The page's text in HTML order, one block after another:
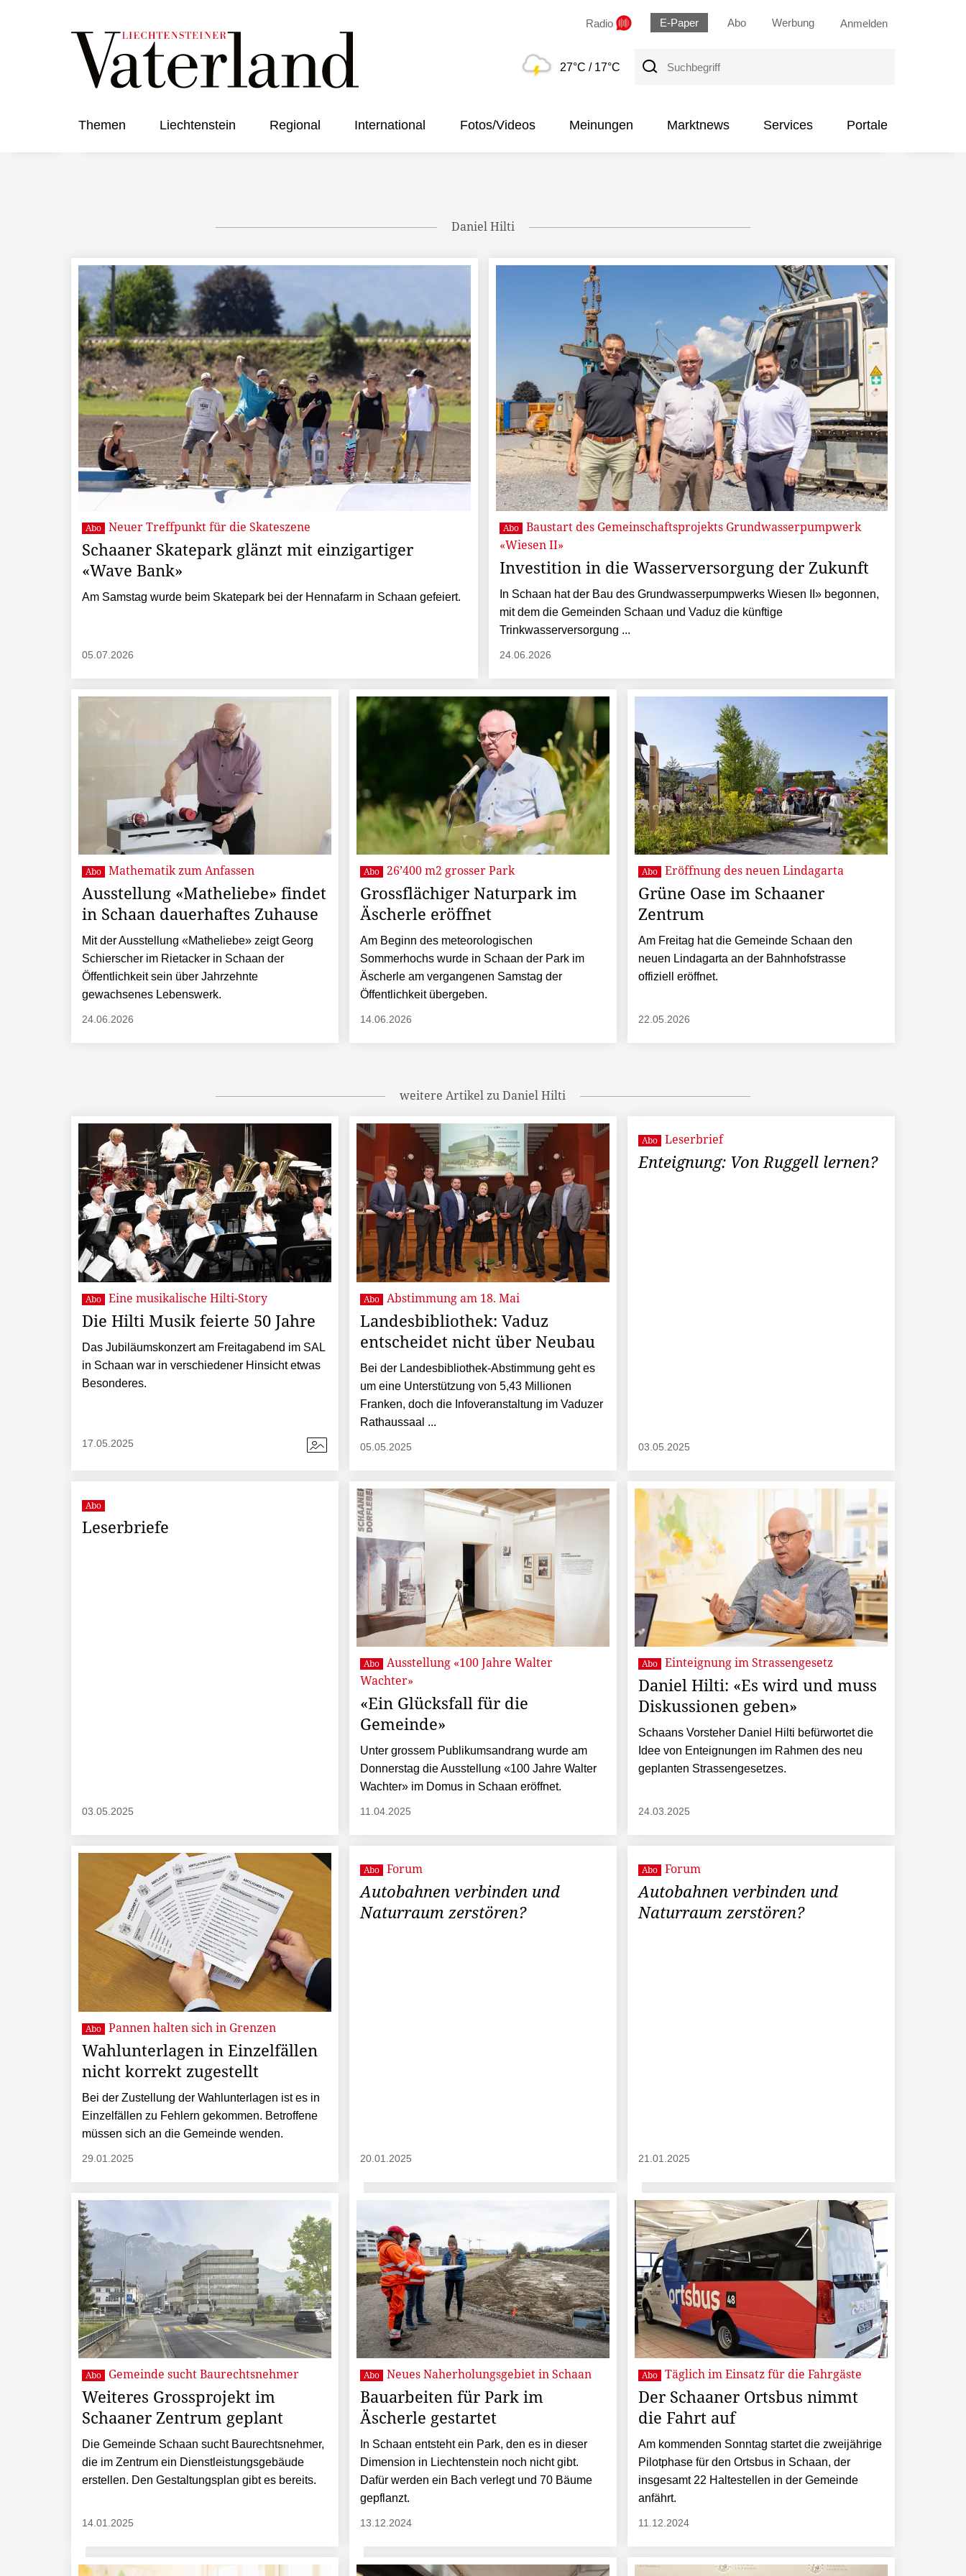
Radio E-Paper Abo Werbung Anmelden
27°C / 17°C
Suchbegriff
Themen Liechtenstein Regional International Fotos/Videos Meinungen Marktnews Services Portale
Daniel Hilti
Abo Neuer Treffpunkt für die Skateszene
Schaaner Skatepark glänzt mit einzigartiger
«Wave Bank»
Am Samstag wurde beim Skatepark bei der Hennafarm in Schaan gefeiert.
05.07.2026
Abo
Baustart des Gemeinschaftsprojekts Grundwasserpumpwerk
«Wiesen II»
Investition in die Wasserversorgung der Zukunft
In Schaan hat der Bau des Grundwasserpumpwerks Wiesen II» begonnen,
mit dem die Gemeinden Schaan und Vaduz die künftige
Trinkwasserversorgung ...
24.06.2026
Abo Mathematik zum Anfassen
Ausstellung «Matheliebe» findet
in Schaan dauerhaftes Zuhause
Mit der Ausstellung «Matheliebe» zeigt Georg
Schierscher im Rietacker in Schaan der
Öffentlichkeit sein über Jahrzehnte
gewachsenes Lebenswerk.
24.06.2026
Abo 26’400 m2 grosser Park
Grossflächiger Naturpark im
Äscherle eröffnet
Am Beginn des meteorologischen
Sommerhochs wurde in Schaan der Park im
Äscherle am vergangenen Samstag der
Öffentlichkeit übergeben.
14.06.2026
Abo Eröffnung des neuen Lindagarta
Grüne Oase im Schaaner
Zentrum
Am Freitag hat die Gemeinde Schaan den
neuen Lindagarta an der Bahnhofstrasse
offiziell eröffnet.
22.05.2026
weitere Artikel zu Daniel Hilti
Abo Eine musikalische Hilti-Story
Die Hilti Musik feierte 50 Jahre
Das Jubiläumskonzert am Freitagabend im SAL
in Schaan war in verschiedener Hinsicht etwas
Besonderes.
17.05.2025
Abo Abstimmung am 18. Mai
Landesbibliothek: Vaduz
entscheidet nicht über Neubau
Bei der Landesbibliothek-Abstimmung geht es
um eine Unterstützung von 5,43 Millionen
Franken, doch die Infoveranstaltung im Vaduzer
Rathaussaal ...
05.05.2025
Abo Leserbrief
Enteignung: Von Ruggell lernen?
03.05.2025
Abo
Leserbriefe
03.05.2025
Abo Ausstellung «100 Jahre Walter
Wachter»
«Ein Glücksfall für die
Gemeinde»
Unter grossem Publikumsandrang wurde am
Donnerstag die Ausstellung «100 Jahre Walter
Wachter» im Domus in Schaan eröffnet.
11.04.2025
Abo Einteignung im Strassengesetz
Daniel Hilti: «Es wird und muss
Diskussionen geben»
Schaans Vorsteher Daniel Hilti befürwortet die
Idee von Enteignungen im Rahmen des neu
geplanten Strassengesetzes.
24.03.2025
Abo Pannen halten sich in Grenzen
Wahlunterlagen in Einzelfällen
nicht korrekt zugestellt
Bei der Zustellung der Wahlunterlagen ist es in
Einzelfällen zu Fehlern gekommen. Betroffene
müssen sich an die Gemeinde wenden.
29.01.2025
Abo Forum
Autobahnen verbinden und
Naturraum zerstören?
20.01.2025
Abo Forum
Autobahnen verbinden und
Naturraum zerstören?
21.01.2025
Abo Gemeinde sucht Baurechtsnehmer
Weiteres Grossprojekt im
Schaaner Zentrum geplant
Die Gemeinde Schaan sucht Baurechtsnehmer,
die im Zentrum ein Dienstleistungsgebäude
erstellen. Den Gestaltungsplan gibt es bereits.
14.01.2025
Abo Neues Naherholungsgebiet in Schaan
Bauarbeiten für Park im
Äscherle gestartet
In Schaan entsteht ein Park, den es in dieser
Dimension in Liechtenstein noch nicht gibt.
Dafür werden ein Bach verlegt und 70 Bäume
gepflanzt.
13.12.2024
Abo Täglich im Einsatz für die Fahrgäste
Der Schaaner Ortsbus nimmt
die Fahrt auf
Am kommenden Sonntag startet die zweijährige
Pilotphase für den Ortsbus in Schaan, der
insgesamt 22 Haltestellen in der Gemeinde
anfährt.
11.12.2024